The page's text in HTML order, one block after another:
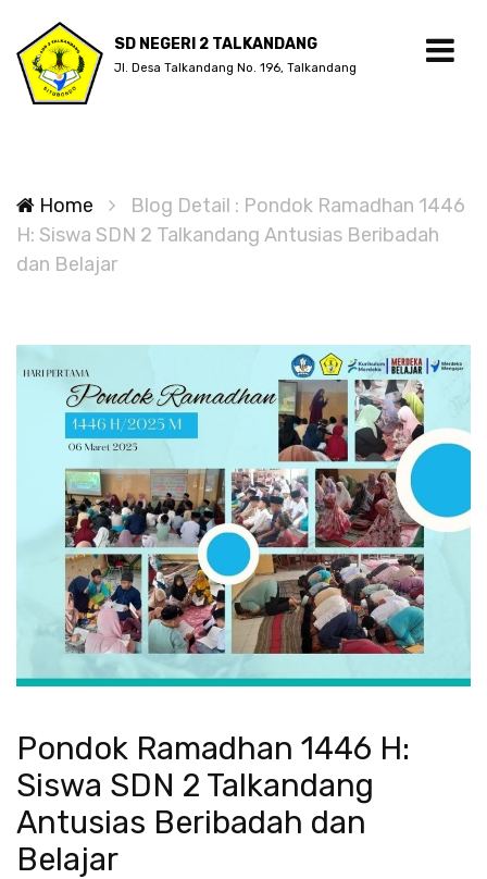
SD NEGERI 2 TALKANDANG
Jl. Desa Talkandang No. 196, Talkandang
Home
Blog Detail : Pondok Ramadhan 1446
H: Siswa SDN 2 Talkandang Antusias Beribadah
dan Belajar
Pondok Ramadhan 1446 H:
Siswa SDN 2 Talkandang
Antusias Beribadah dan
Belajar